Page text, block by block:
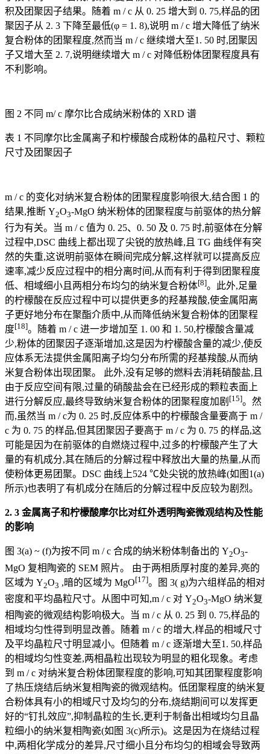
积及团聚因子结果。随着 m / c 从 0. 25 增大到 0. 75,样品的团
聚因子从 2. 3 下降至最低(φ = 1. 8),说明 m / c 增大降低了纳米
复合粉体的团聚程度,然而当 m / c 继续增大至1. 50 时,团聚因
子又增大至 2. 7,说明继续增大 m / c 对降低粉体团聚程度具有
不利影响。
图 2 不同 m/ c 摩尔比合成纳米粉体的 XRD 谱
表 1 不同摩尔比金属离子和柠檬酸合成粉体的晶粒尺寸、颗粒
尺寸及团聚因子
m / c 的变化对纳米复合粉体的团聚程度影响很大,结合图 1 的
结果,推断 Y2O3-MgO 纳米粉体的团聚程度与前驱体的热分解
行为有关。当 m / c 值为 0. 25、0. 50 及 0. 75 时,前驱体在分解
过程中,DSC 曲线上都出现了尖锐的放热峰,且 TG 曲线伴有突
然的失重,这说明前驱体在瞬间完成分解,这样就可以提高反应
速率,减少反应过程中的相分离时间,从而有利于得到团聚程度
低、相域细小且两相分布均匀的纳米复合粉体[8]。此外,足量
的柠檬酸在反应过程中可以提供更多的羟基羧酸,使金属阳离
子更好地分布在聚酯介质中,从而降低纳米复合粉体的团聚程
度[18]。随着 m / c 进一步增加至 1. 00 和 1. 50,柠檬酸含量减
少,粉体的团聚因子逐渐增加,这是因为柠檬酸含量的减少,使反
应体系无法提供金属阳离子均匀分布所需的羟基羧酸,从而纳
米复合粉体出现团聚。 此外,没有足够的燃料去消耗硝酸盐,且
由于反应空间有限,过量的硝酸盐会在已经形成的颗粒表面上
进行分解反应,最终导致纳米复合粉体的团聚程度加剧 [15]。然
而,虽然当 m / c为 0. 25 时,反应体系中的柠檬酸含量要高于 m /
c 为 0. 75 的样品,但其团聚因子要高于 m / c 为 0. 75 的样品,这
可能是因为在前驱体的自燃烧过程中,过多的柠檬酸产生了大
量的有机成分,其在随后的分解过程中释放出大量的热量,从而
使粉体更易团聚。DSC 曲线上524 ℃处尖锐的放热峰(如图1(a)
所示)也表明了有机成分在随后的分解过程中反应较为剧烈。
2. 3 金属离子和柠檬酸摩尔比对红外透明陶瓷微观结构及性能
的影响
图 3(a) ~ (f)为按不同 m / c 合成的纳米粉体制备出的 Y2O3-
MgO 复相陶瓷的 SEM 照片。 由于两相质厚衬度的差异,亮的
区域为 Y2O3 ,暗的区域为 MgO[17]。图 3( g)为六组样品的相对
密度和平均晶粒尺寸。从图中可知,m / c 对 Y2O3-MgO 纳米复
相陶瓷的微观结构影响极大。当 m / c 从 0. 25 到 0. 75,样品的
相域均匀性得到明显改善。随着 m / c 的增大,样品的相域尺寸
及平均晶粒尺寸明显减小。但随着 m / c 逐渐增大至1. 50,样品
的相域均匀性变差,两相晶粒出现较为明显的粗化现象。考虑
到 m / c 对纳米复合粉体团聚程度的影响,可知其团聚程度影响
了热压烧结后纳米复相陶瓷的微观结构。低团聚程度的纳米复
合粉体具有小的相域尺寸及均匀的分布,烧结期间可以发挥更
好的“钉扎效应”,抑制晶粒的生长,更利于制备出相域均匀且晶
粒细小的纳米复相陶瓷(如图 3(c)所示)。这是因为在烧结过程
中,两相化学成分的差异,尺寸细小且分布均匀的相域会导致两